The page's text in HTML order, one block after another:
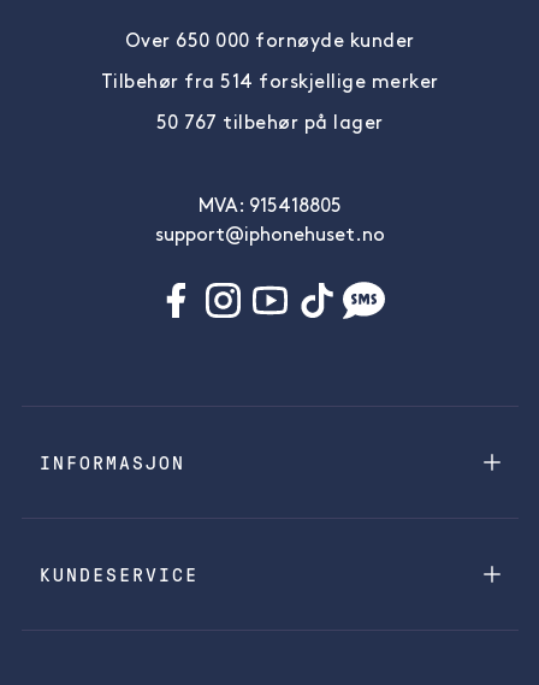
Over 650 000 fornøyde kunder
Tilbehør fra 514 forskjellige merker
50 767 tilbehør på lager
MVA: 915418805
support@iphonehuset.no
INFORMASJON
KUNDESERVICE